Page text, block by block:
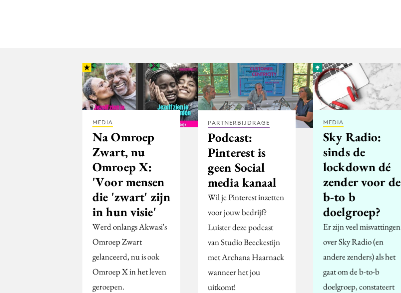
MEDIA
Na Omroep
Zwart, nu
Omroep X:
'Voor mensen
die 'zwart' zijn
in hun visie'
Werd onlangs Akwasi's
Omroep Zwart
gelanceerd, nu is ook
Omroep X in het leven
geroepen.
PARTNERBIJDRAGE
Podcast:
Pinterest is
geen Social
media kanaal
Wil je Pinterest inzetten
voor jouw bedrijf?
Luister deze podcast
van Studio Beeckestijn
met Archana Haarnack
wanneer het jou
uitkomt!
MEDIA
Sky Radio:
sinds de
lockdown dé
zender voor de
b-to b
doelgroep?
Er zijn veel misvattingen
over Sky Radio (en
andere zenders) als het
gaat om de b-to-b
doelgroep, constateert